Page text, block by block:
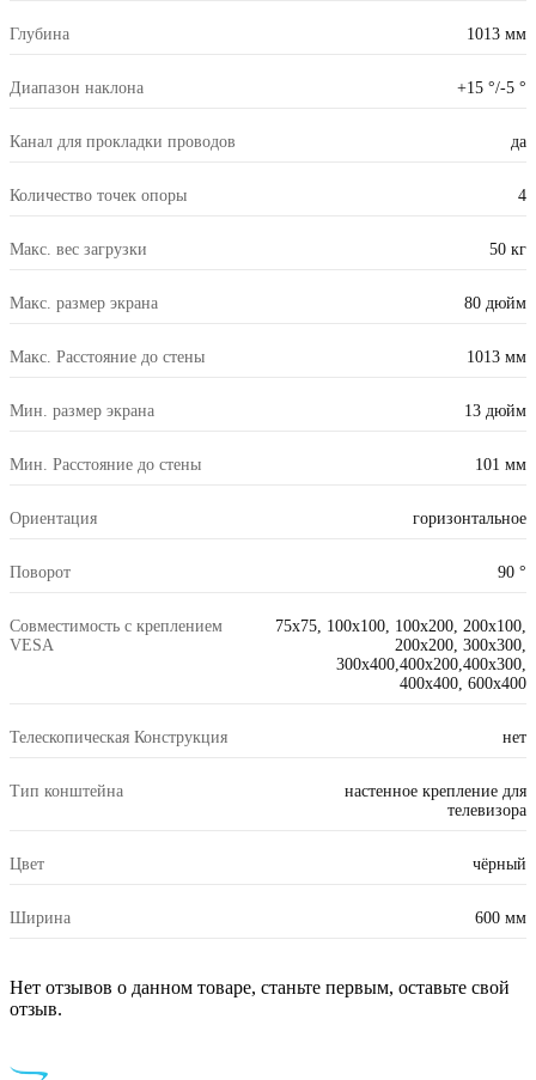
Глубина 1013 мм
Диапазон наклона +15 °/-5 °
Канал для прокладки проводов да
Количество точек опоры 4
Макс. вес загрузки 50 кг
Макс. размер экрана 80 дюйм
Макс. Расстояние до стены 1013 мм
Мин. размер экрана 13 дюйм
Мин. Расстояние до стены 101 мм
Ориентация горизонтальное
Поворот 90 °
Совместимость с креплением
VESA
75x75, 100x100, 100x200, 200x100,
200x200, 300x300,
300x400,400x200,400x300,
400x400, 600x400
Телескопическая Конструкция нет
Тип конштейна
настенное крепление для
телевизора
Цвет чёрный
Ширина 600 мм
Нет отзывов о данном товаре, станьте первым, оставьте свой
отзыв.